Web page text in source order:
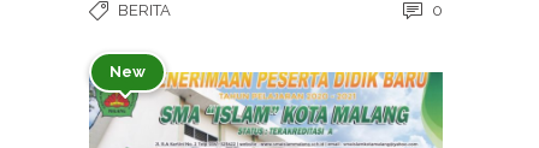
BERITA 0
New